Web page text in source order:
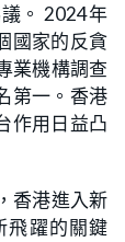
。 2024年
國家的反貪
業機構調查
第一。香港
作用日益凸
香港進入新
飛躍的關鍵